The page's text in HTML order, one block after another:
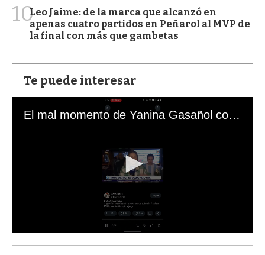
10Leo Jaime: de la marca que alcanzó en
apenas cuatro partidos en Peñarol al MVP de
la final con más que gambetas
Te puede interesar
El mal momento de Yanina Gasañol con un hincha argentino en "Subrayado"
s